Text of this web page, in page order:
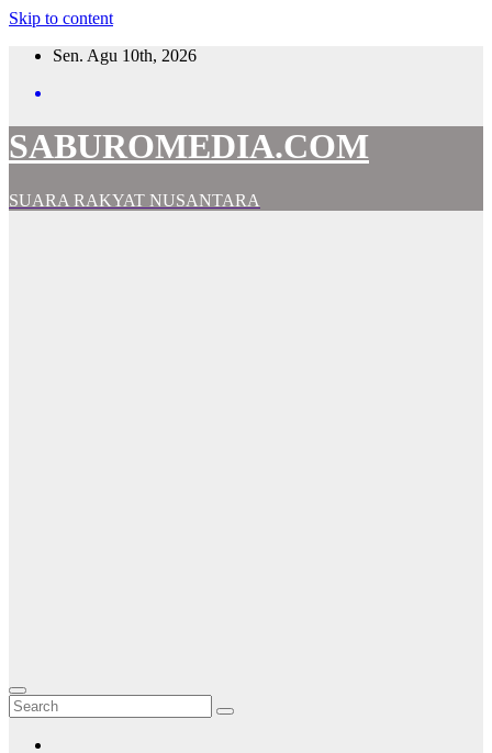
Skip to content
Sen. Agu 10th, 2026
SABUROMEDIA.COM
SUARA RAKYAT NUSANTARA